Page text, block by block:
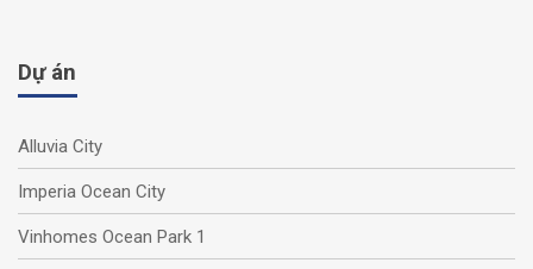
Dự án
Alluvia City
Imperia Ocean City
Vinhomes Ocean Park 1